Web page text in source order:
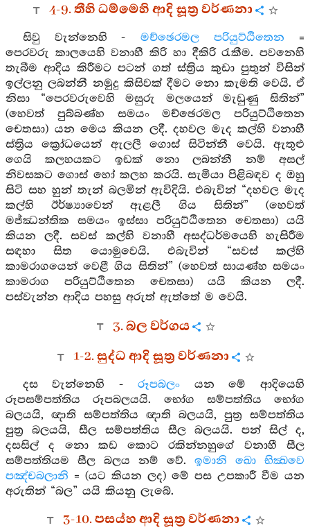
4-9. තීහි ධම්මෙහි ආදි සූත්‍ර වර්ණනා
සිවු වැන්නෙහි -මච්ඡෙරමල පරියුට්ඨිතෙන =
පෙරවරු කාලයෙහි වනාහී කිරි හා දීකිරි රැකීම. පවනෙහි
තැබීම ආදිය කිරීමට පටන් ගත් ස්ත්‍රිය කුඩා පුතුන් විසින්
ඉල්ලනු ලබන්නී නමුදු කිසිවක් දීමට නො කැමති වෙයි. ඒ
නිසා “පෙරවරුවෙහි මසුරු මලයෙන් මැඩුණු සිතින්”
(හෙවත් පුබ්බණ්හ සමයං මච්ඡෙරමල පරියුට්ඨිතෙන
චෙතසා) යන මෙය කියන ලදී. දහවල මැද කල්හි වනාහී
ස්ත්‍රිය ක්‍රෝධයෙන් ඇලලී ගොස් සිටින්නී වෙයි. ඇතුළු
ගෙයි කලහයකට ඉඩක් නො ලබන්නී නම් අසල්
නිවසකට ගොස් හෝ කලහ කරයි. සැමියා පිළිබඳව ද ඔහු
සිටි සහ හුන් තැන් බලමින් ඇවිදියි. එබැවින් “දහවල මැද
කල්හි ඊර්ෂ්‍යාවෙන් ඇළලී ගිය සිතින්” (හෙවත්
මජ්ඣන්තික සමයං ඉස්සා පරියුට්ඨිතෙන චෙතසා) යයි
කියන ලදී. සවස් කල්හි වනාහී අසද්ධර්මයෙහි හැසිරීම
සඳහා සිත යොමුවෙයි. එබැවින් “සවස් කල්හි
කාමරාගයෙන් වෙළී ගිය සිතින්” (හෙවත් සායණ්හ සමයං
කාමරාග පරියුට්ඨිතෙන චෙතසා) යයි කියන ලදී.
පස්වැන්න ආදිය පහසු අරුත් ඇත්තේ ම වෙයි.
3. බල වර්ගය
1-2. සුද්ධ ආදි සූත්‍ර වර්ණනා
දස වැන්නෙහි -රූපබලං යන මේ ආදියෙහි
රූපසම්පත්තිය රූපබලයයි. භෝග සම්පත්තිය භෝග
බලයයි, ඥාති සම්පත්තිය ඥාති බලයයි, පුත්‍ර සම්පත්තිය
පුත්‍ර බලයයි, සීල සම්පත්තිය සීල බලයයි. පන් සිල් ද,
දසසිල් ද නො කඩ කොට රකින්නහුගේ වනාහී සීල
සම්පත්තියම සීල බලය නම් වේ. ඉමානි ඛො භික්‍ඛවෙ
පඤ්චබලානි = (යට කියන ලද) මේ පස උපකාරී වීම යන
අරුතින් “බල” යයි කියනු ලැබේ.
3-10. පසය්හ ආදි සූත්‍ර වර්ණනා